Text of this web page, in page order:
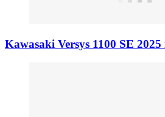
Kawasaki Versys 1100 SE